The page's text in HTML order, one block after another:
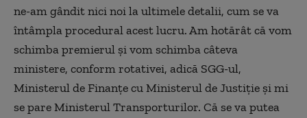
ne-am gândit nici noi la ultimele detalii, cum se va
întâmpla procedural acest lucru. Am hotărât că vom
schimba premierul și vom schimba câteva
ministere, conform rotativei, adică SGG-ul,
Ministerul de Finanțe cu Ministerul de Justiție și mi
se pare Ministerul Transporturilor. Că se va putea